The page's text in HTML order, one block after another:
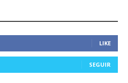
LIKE
SEGUIR